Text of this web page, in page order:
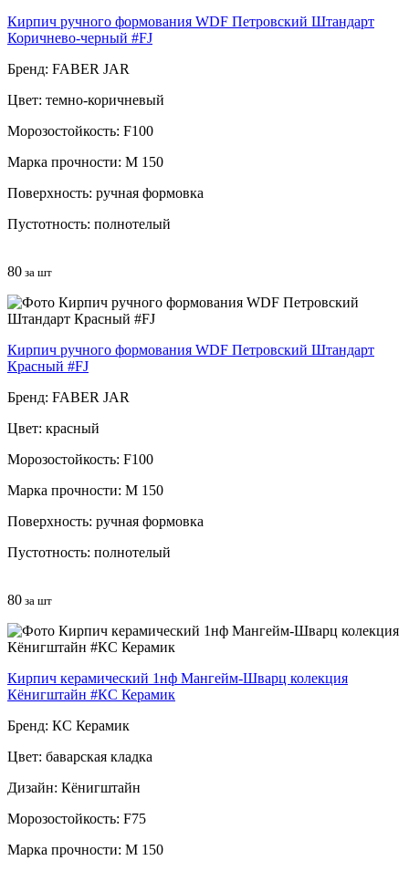
Кирпич ручного формования WDF Петровский Штандарт
Коричнево-черный #FJ
Бренд: FABER JAR
Цвет: темно-коричневый
Морозостойкость: F100
Марка прочности: М 150
Поверхность: ручная формовка
Пустотность: полнотелый
80 за шт
Кирпич ручного формования WDF Петровский Штандарт
Красный #FJ
Бренд: FABER JAR
Цвет: красный
Морозостойкость: F100
Марка прочности: М 150
Поверхность: ручная формовка
Пустотность: полнотелый
80 за шт
Кирпич керамический 1нф Мангейм-Шварц колекция
Кёнигштайн #КС Керамик
Бренд: КС Керамик
Цвет: баварская кладка
Дизайн: Кёнигштайн
Морозостойкость: F75
Марка прочности: М 150